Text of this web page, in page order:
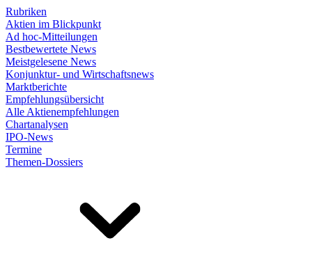
Rubriken
Aktien im Blickpunkt
Ad hoc-Mitteilungen
Bestbewertete News
Meistgelesene News
Konjunktur- und Wirtschaftsnews
Marktberichte
Empfehlungsübersicht
Alle Aktienempfehlungen
Chartanalysen
IPO-News
Termine
Themen-Dossiers